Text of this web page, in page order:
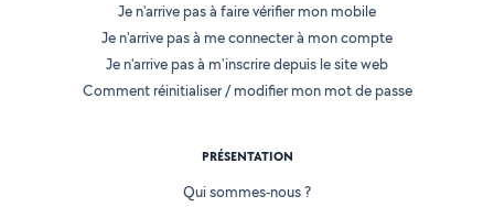
Je n'arrive pas à faire vérifier mon mobile
Je n'arrive pas à me connecter à mon compte
Je n'arrive pas à m'inscrire depuis le site web
Comment réinitialiser / modifier mon mot de passe
PRÉSENTATION
Qui sommes-nous ?